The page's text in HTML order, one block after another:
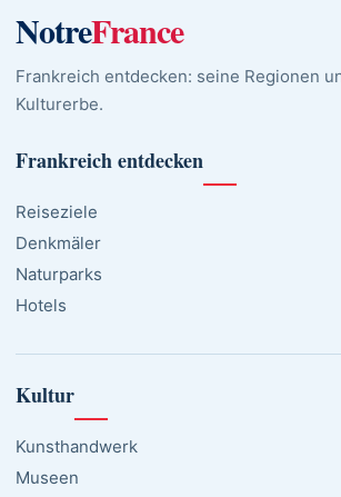
NotreFrance
Frankreich entdecken: seine Regionen
Kulturerbe.
Frankreich entdecken
Reiseziele
Denkmäler
Naturparks
Hotels
Kultur
Kunsthandwerk
Museen